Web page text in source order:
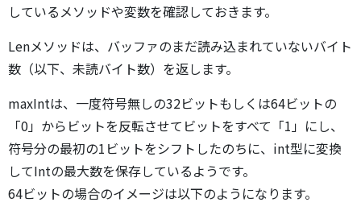
しているメソッドや変数を確認しておきます。
Lenメソッドは、バッファのまだ読み込まれていないバイト
数（以下、未読バイト数）を返します。
maxIntは、一度符号無しの32ビットもしくは64ビットの
「0」からビットを反転させてビットをすべて「1」にし、
符号分の最初の1ビットをシフトしたのちに、int型に変換
してIntの最大数を保存しているようです。
64ビットの場合のイメージは以下のようになります。